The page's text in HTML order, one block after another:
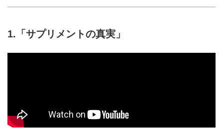
1.「サプリメントの真実」